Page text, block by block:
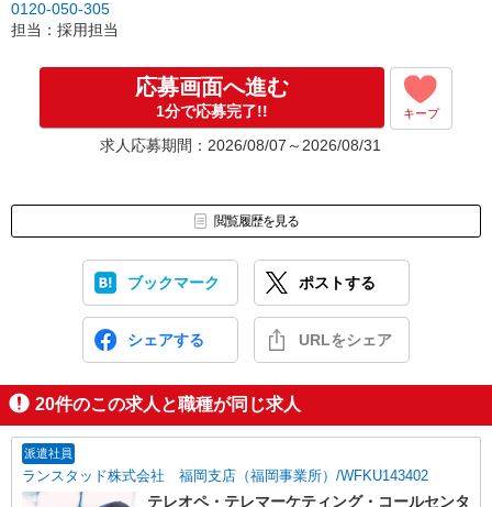
お気軽にご応募ください♪
0120-050-305
担当：採用担当
応募画面へ進む
1分で応募完了!! キープ
求人応募期間：2026/08/07～2026/08/31
閲覧履歴を見る
ブックマーク ポストする
シェアする URLをシェア
20件のこの求人と職種が同じ求人
派遣社員
ランスタッド株式会社 福岡支店（福岡事業所）/WFKU143402
テレオペ・テレマーケティング・コールセンタ